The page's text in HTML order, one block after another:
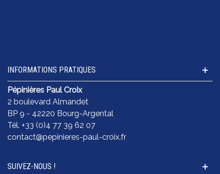
INFORMATIONS PRATIQUES
Pépinières Paul Croix
2 boulevard Almandet
BP 9 - 42220 Bourg-Argental
Tél. +33 (0)4 77 39 62 07
contact@pepinieres-paul-croix.fr
SUIVEZ-NOUS !